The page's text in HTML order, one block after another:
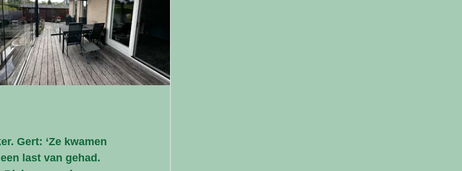
Gert: ‘Ze kwamen
last van gehad.